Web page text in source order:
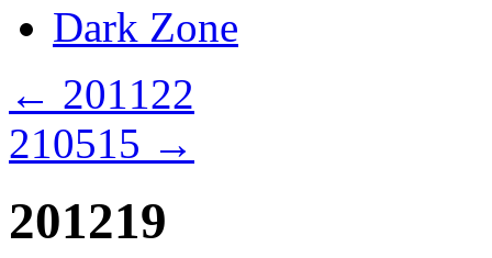
Dark Zone
← 201122
210515 →
201219